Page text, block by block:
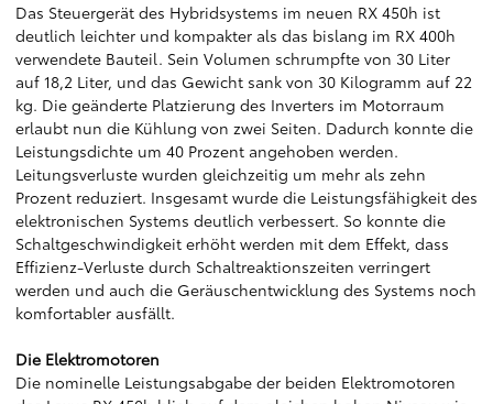
Das Steuergerät des Hybridsystems im neuen RX 450h ist
deutlich leichter und kompakter als das bislang im RX 400h
verwendete Bauteil. Sein Volumen schrumpfte von 30 Liter
auf 18,2 Liter, und das Gewicht sank von 30 Kilogramm auf 22
kg. Die geänderte Platzierung des Inverters im Motorraum
erlaubt nun die Kühlung von zwei Seiten. Dadurch konnte die
Leistungsdichte um 40 Prozent angehoben werden.
Leitungsverluste wurden gleichzeitig um mehr als zehn
Prozent reduziert. Insgesamt wurde die Leistungsfähigkeit des
elektronischen Systems deutlich verbessert. So konnte die
Schaltgeschwindigkeit erhöht werden mit dem Effekt, dass
Effizienz-Verluste durch Schaltreaktionszeiten verringert
werden und auch die Geräuschentwicklung des Systems noch
komfortabler ausfällt.
Die Elektromotoren
Die nominelle Leistungsabgabe der beiden Elektromotoren